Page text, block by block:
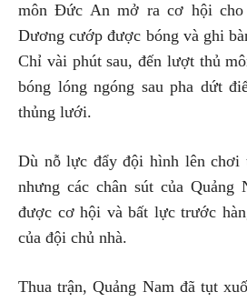
môn Đức An mở ra cơ hội
Dương cướp được bóng và ghi
Chỉ vài phút sau, đến lượt thủ
bóng lóng ngóng sau pha dứt
thủng lưới.
Dù nỗ lực đẩy đội hình lên chơi
nhưng các chân sút của Quảng
được cơ hội và bất lực trước
của đội chủ nhà.
Thua trận, Quảng Nam đã tụt